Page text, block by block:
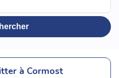
à Cormost